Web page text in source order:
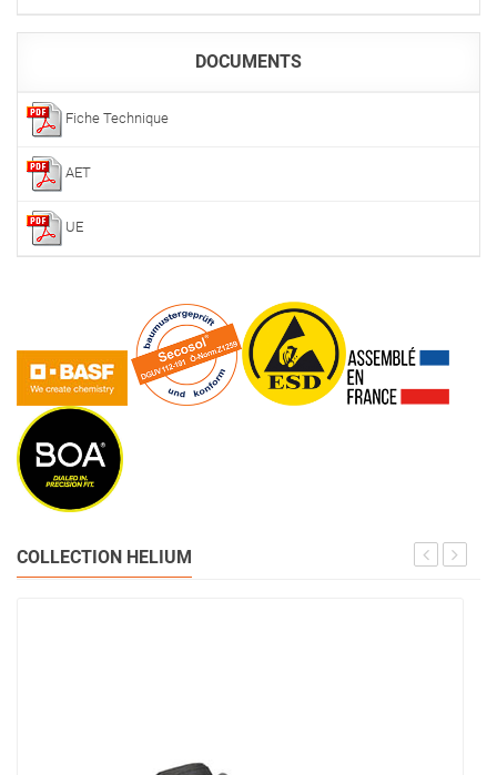
DOCUMENTS
Fiche Technique
AET
UE
COLLECTION HELIUM